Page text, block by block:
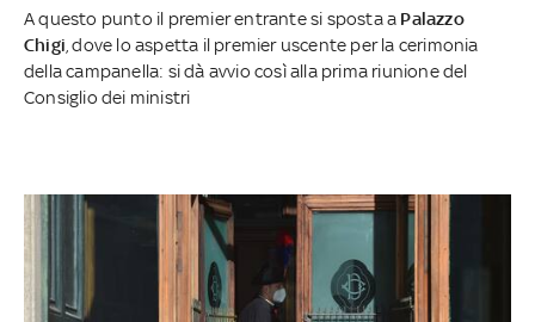
A questo punto il premier entrante si sposta a Palazzo
Chigi , dove lo aspetta il premier uscente per la cerimonia
della campanella: si dà avvio così alla prima riunione del
Consiglio dei ministri